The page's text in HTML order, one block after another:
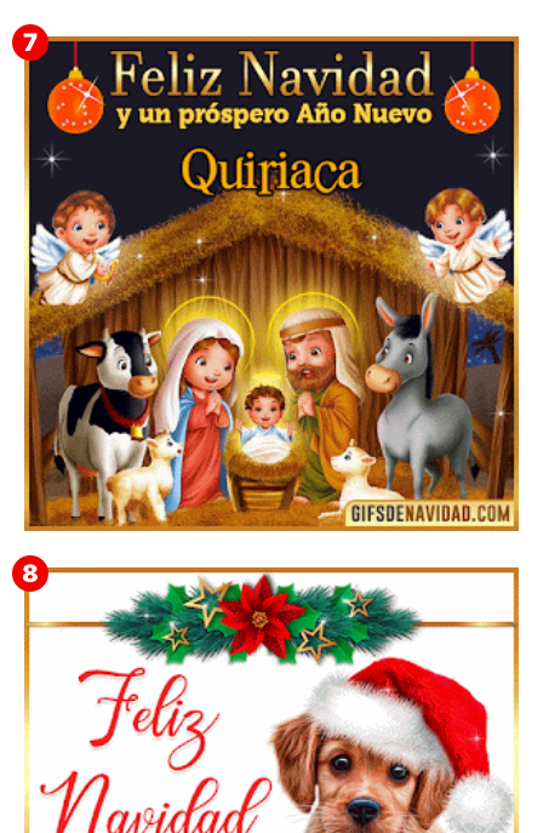
Te deseo una Feliz Navidad Bartolomea
Feliz Navidad y próspero Año Nuevo Quiriaca